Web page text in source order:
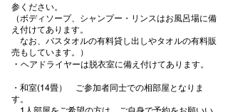
参ください。
（ボディソープ、シャンプー・リンスはお風呂場に備
え付けてあります。
なお、バスタオルの有料貸し出しやタオルの有料販
売もしています。）
・ ヘアドライヤーは脱衣室に備え付けてあります。
・和室(14畳）
ご参加者同士での相部屋となりま
す。